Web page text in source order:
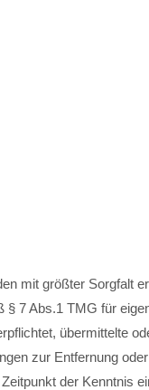
+1)
mit größter Sorgfalt
§ 7 Abs.1 TMG für
übermittelte
zur Entfernung
der Kenntnis